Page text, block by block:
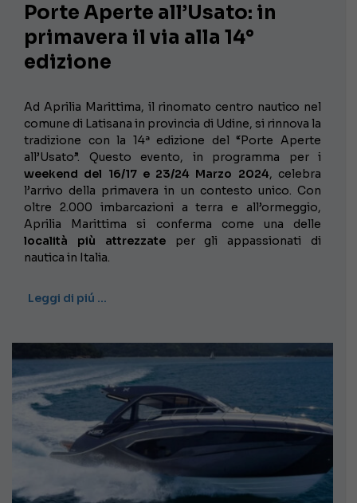
Porte Aperte all’Usato: in
primavera il via alla 14°
edizione
Ad Aprilia Marittima, il rinomato centro nautico nel
comune di Latisana in provincia di Udine, si rinnova la
tradizione con la 14ª edizione del “Porte Aperte
all’Usato”. Questo evento, in programma per i
weekend del 16/17 e 23/24 Marzo 2024, celebra
l’arrivo della primavera in un contesto unico. Con
oltre 2.000 imbarcazioni a terra e all’ormeggio,
Aprilia Marittima si conferma come una delle
località più attrezzateper gli appassionati di
nautica in Italia.
Leggi di piú …